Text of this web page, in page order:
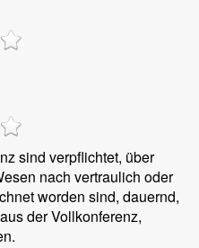
sind verpflichtet, über
nach vertraulich oder
worden sind, dauernd,
der Vollkonferenz,